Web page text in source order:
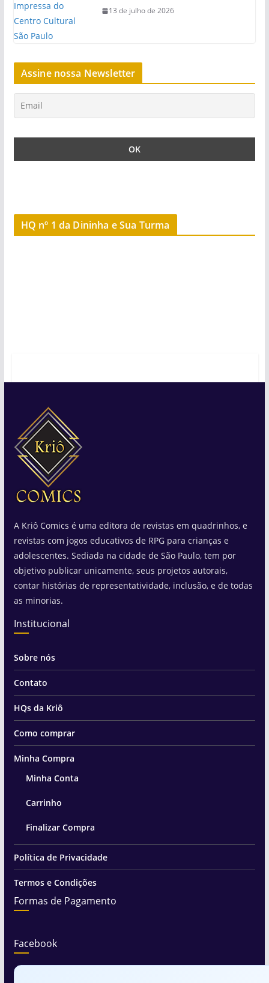
13 de julho de 2026
Assine nossa Newsletter
HQ nº 1 da Dininha e Sua Turma
A Kriô Comics é uma editora de revistas em quadrinhos, e
revistas com jogos educativos de RPG para crianças e
adolescentes. Sediada na cidade de São Paulo, tem por
objetivo publicar unicamente, seus projetos autorais,
contar histórias de representatividade, inclusão, e de todas
as minorias.
Institucional
Sobre nós
Contato
HQs da Kriô
Como comprar
Minha Compra
Minha Conta
Carrinho
Finalizar Compra
Política de Privacidade
Termos e Condições
Formas de Pagamento
Facebook